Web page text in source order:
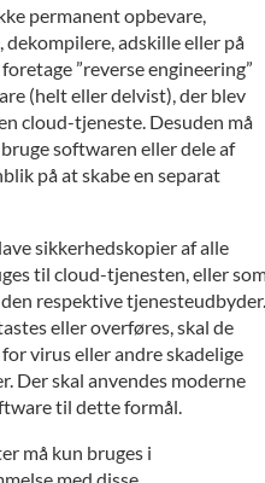
permanent opbevare,
dekompilere, adskille eller på
”reverse engineering”
(helt eller delvist), der blev
cloud-tjeneste. Desuden må
softwaren eller dele af
på at skabe en separat
sikkerhedskopier af alle
til cloud-tjenesten, eller
respektive tjenesteudbyder.
eller overføres, skal de
virus eller andre skadelige
Der skal anvendes moderne
til dette formål.
må kun bruges i